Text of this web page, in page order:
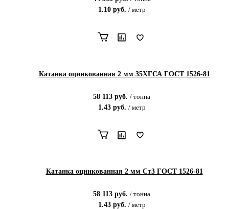
1.10руб. / метр
Катанка оцинкованная 2 мм 35ХГСА ГОСТ 1526-81
58 113 руб. / тонна
1.43руб. / метр
Катанка оцинкованная 2 мм Ст3 ГОСТ 1526-81
58 113 руб. / тонна
1.43руб. / метр